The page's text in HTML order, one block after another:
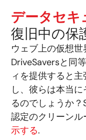
データセキ
復旧中の保
ウェブ上の仮想
DriveSaversと同
ィを提供すると
し、彼らは本当
るのでしょうか？
認定のクリーンル
示する.